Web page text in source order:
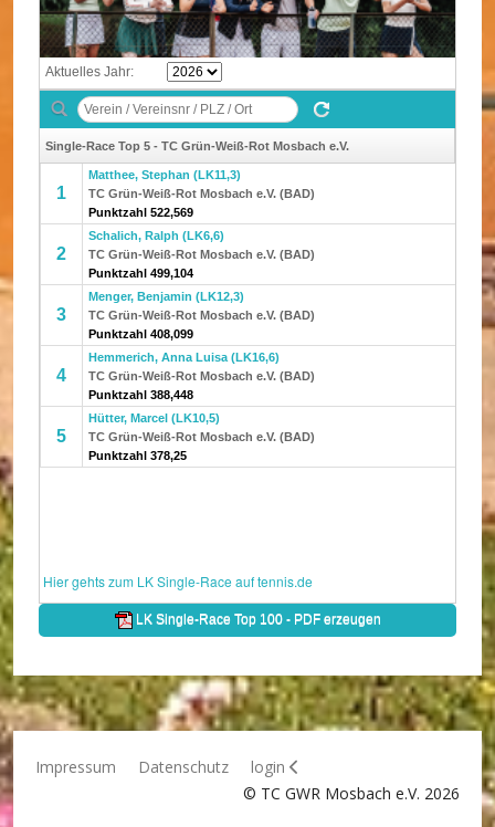
Impressum Datenschutz
login
© TC GWR Mosbach e.V. 2026